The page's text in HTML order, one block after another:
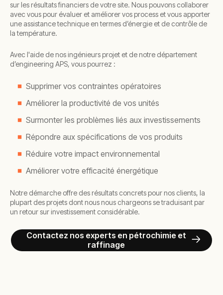
sur les résultats financiers de votre site. Nous pouvons collaborer
avec vous pour évaluer et améliorer vos process et vous apporter
une assistance technique en termes d’énergie et de contrôle de
la température.
Avec l'aide de nos ingénieurs projet et de notre département
d’engineering APS, vous pourrez :
Supprimer vos contraintes opératoires
Améliorer la productivité de vos unités
Surmonter les problèmes liés aux investissements
Répondre aux spécifications de vos produits
Réduire votre impact environnemental
Améliorer votre efficacité énergétique
Notre démarche offre des résultats concrets pour nos clients, la
plupart des projets dont nous nous chargeons se traduisant par
un retour sur investissement considérable.
Contactez nos experts en pétrochimie et
raffinage